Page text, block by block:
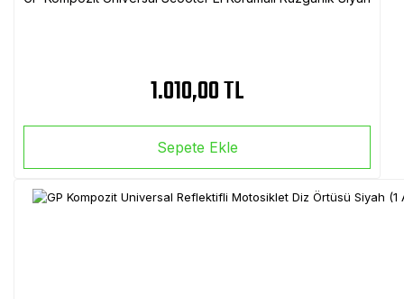
1.010,00 TL
Sepete Ekle